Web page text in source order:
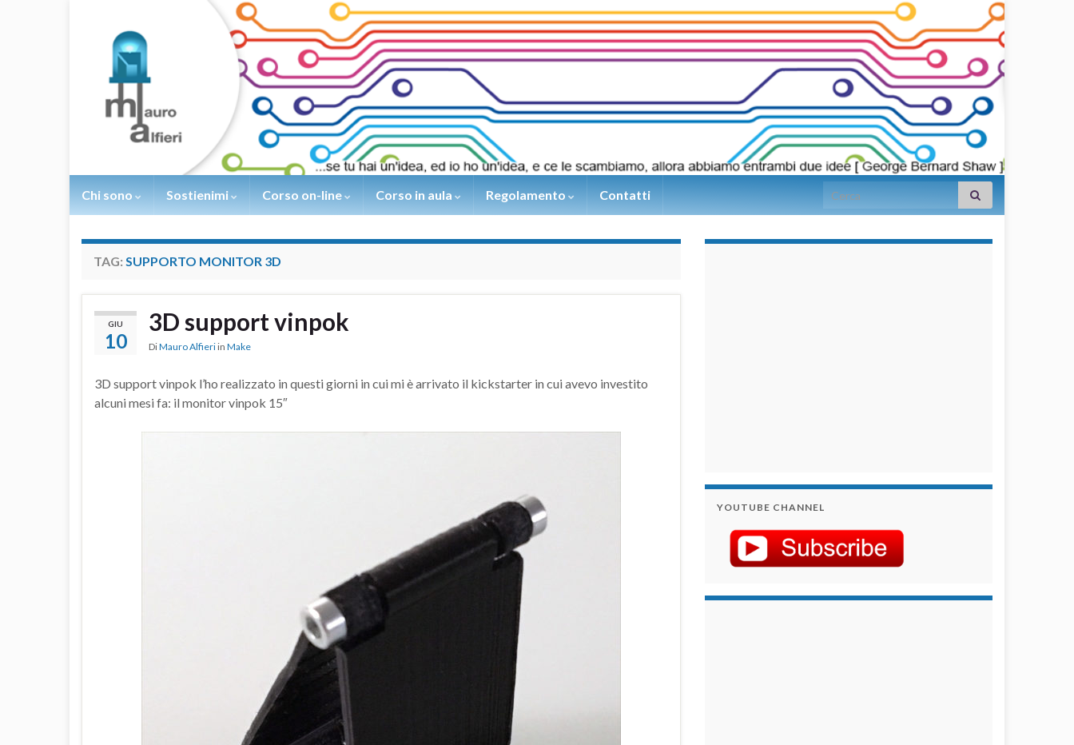
Chi sono Sostienimi Corso on-line Corso in aula Regolamento Contatti Search for:
TAG: SUPPORTO MONITOR 3D
GIU
10
3D support vinpok
DiMauro Alfieri in Make
3D support vinpok l’ho realizzato in questi giorni in cui mi è arrivato il kickstarter in cui avevo investito
alcuni mesi fa: il monitor vinpok 15″
YOUTUBE CHANNEL